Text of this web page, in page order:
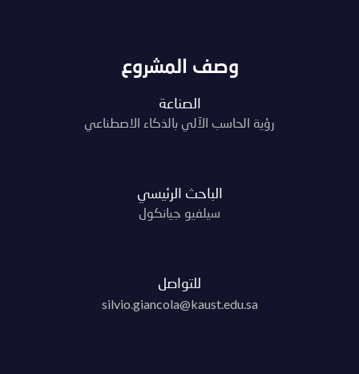
وصف المشروع
الصناعة
رؤية الحاسب الآلي بالذكاء الاصطناعي
الباحث الرئيسي
سيلفيو جيانكول
للتواصل
silvio.giancola@kaust.edu.sa